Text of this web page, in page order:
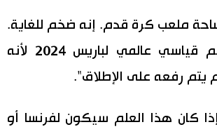
ملعب كرة قدم. إنه ضخم للغاية.
سيكون أول رقم قياسي عالمي لباريس 2024 لأنه
يتم رفعه على الإطلاق".
كان هذا العلم سيكون لفرنسا أو